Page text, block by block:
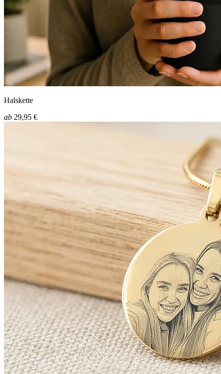
Halskette
ab 29,95 €